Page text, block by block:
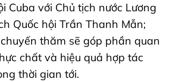
Cuba với Chủ tịch nước Lương
Quốc hội Trần Thanh Mẫn;
thăm sẽ góp phần quan
chất và hiệu quả hợp tác
thời gian tới.